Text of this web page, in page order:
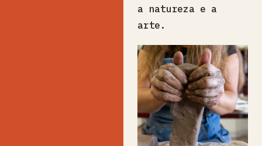
a natureza e a
arte.